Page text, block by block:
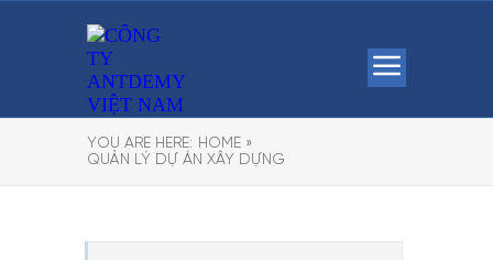
YOU ARE HERE: HOME »
QUẢN LÝ DỰ ÁN XÂY DỰNG